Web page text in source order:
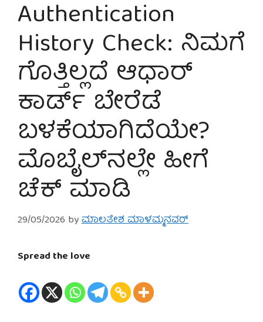
Authentication
History Check: ನಿಮಗೆ
ಗೊತ್ತಿಲ್ಲದೆ ಆಧಾರ್
ಕಾರ್ಡ್ ಬೇರೆಡೆ
ಬಳಕೆಯಾಗಿದೆಯೇ?
ಮೊಬೈಲ್‌ನಲ್ಲೇ ಹೀಗೆ
ಚೆಕ್ ಮಾಡಿ
29/05/2026 byಮಾಲತೇಶ ಮಾಳಮ್ಮನವರ್
Spread the love